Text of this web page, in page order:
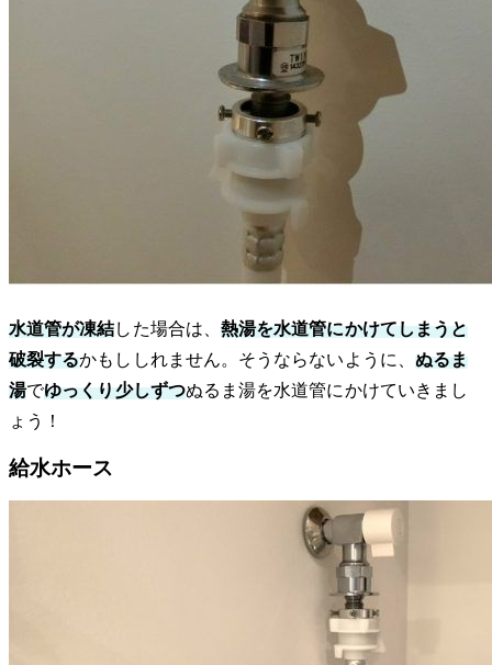
水道管が凍結した場合は、 熱湯を水道管にかけてしまうと
破裂するかもししれません。そうならないように、 ぬるま
湯でゆっくり少しずつぬるま湯を水道管にかけていきまし
ょう！
給水ホース